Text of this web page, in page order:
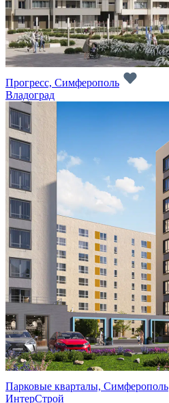
Прогресс, Симферополь
Владоград
Парковые кварталы, Симферополь
ИнтерСтрой